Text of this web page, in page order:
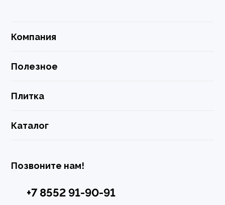
Компания
Полезное
Плитка
Каталог
Позвоните нам!
+7 8552 91-90-91